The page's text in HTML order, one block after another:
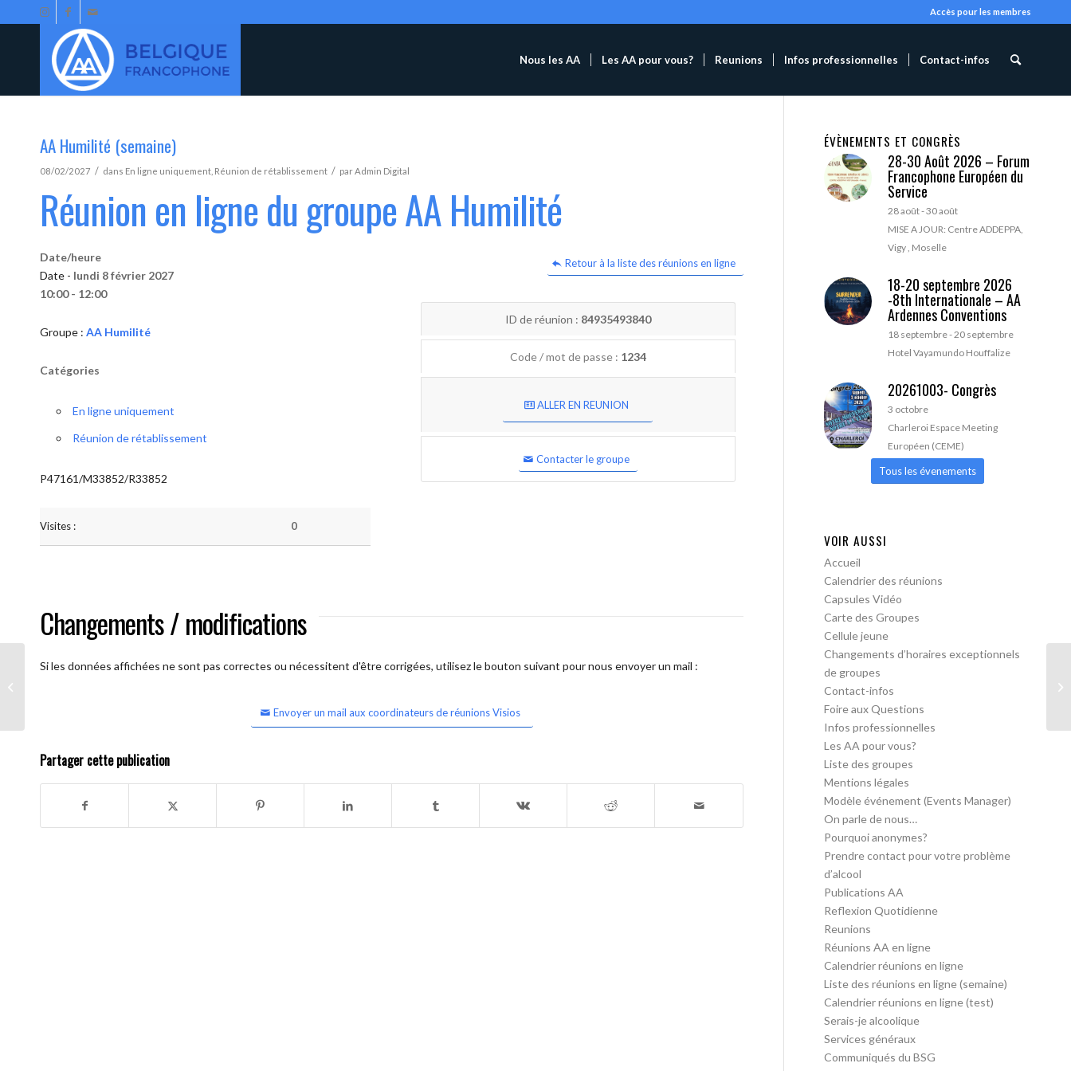
Accès pour les membres
Nous les AA Les AA pour vous? Reunions Infos professionnelles Contact-infos
AA Humilité (semaine)
08/02/2027 / dans En ligne uniquement Réunion de rétablissement / parAdmin Digital
Réunion en ligne du groupe AA Humilité
Retour à la liste des réunions en ligne
Date/heure
Date - lundi 8 février 2027
10:00 - 12:00
Groupe : AA Humilité
Catégories
En ligne uniquement
Réunion de rétablissement
P47161/M33852/R33852
Visites : 0
ID de réunion : 84935493840
Code / mot de passe : 1234
ALLER EN REUNION
Contacter le groupe
Changements / modifications
Si les données affichées ne sont pas correctes ou nécessitent d'être corrigées, utilisez le bouton suivant pour nous envoyer un mail :
Envoyer un mail aux coordinateurs de réunions Visios
Partager cette publication
ÉVÈNEMENTS ET CONGRÈS
28-30 Août 2026 – Forum
Francophone Européen du
Service
28 août-30 août
MISE A JOUR: Centre ADDEPPA,
Vigy , Moselle
18-20 septembre 2026
-8th Internationale – AA
Ardennes Conventions
18 septembre-20 septembre
Hotel Vayamundo Houffalize
20261003- Congrès
3 octobre
Charleroi Espace Meeting
Européen (CEME)
Tous les évenements
VOIR AUSSI
Accueil
Calendrier des réunions
Capsules Vidéo
Carte des Groupes
Cellule jeune
Changements d’horaires exceptionnels
de groupes
Contact-infos
Foire aux Questions
Infos professionnelles
Les AA pour vous?
Liste des groupes
Mentions légales
Modèle événement (Events Manager)
On parle de nous…
Pourquoi anonymes?
Prendre contact pour votre problème
d’alcool
Publications AA
Reflexion Quotidienne
Reunions
Réunions AA en ligne
Calendrier réunions en ligne
Liste des réunions en ligne (semaine)
Calendrier réunions en ligne (test)
Serais-je alcoolique
Services généraux
Communiqués du BSG